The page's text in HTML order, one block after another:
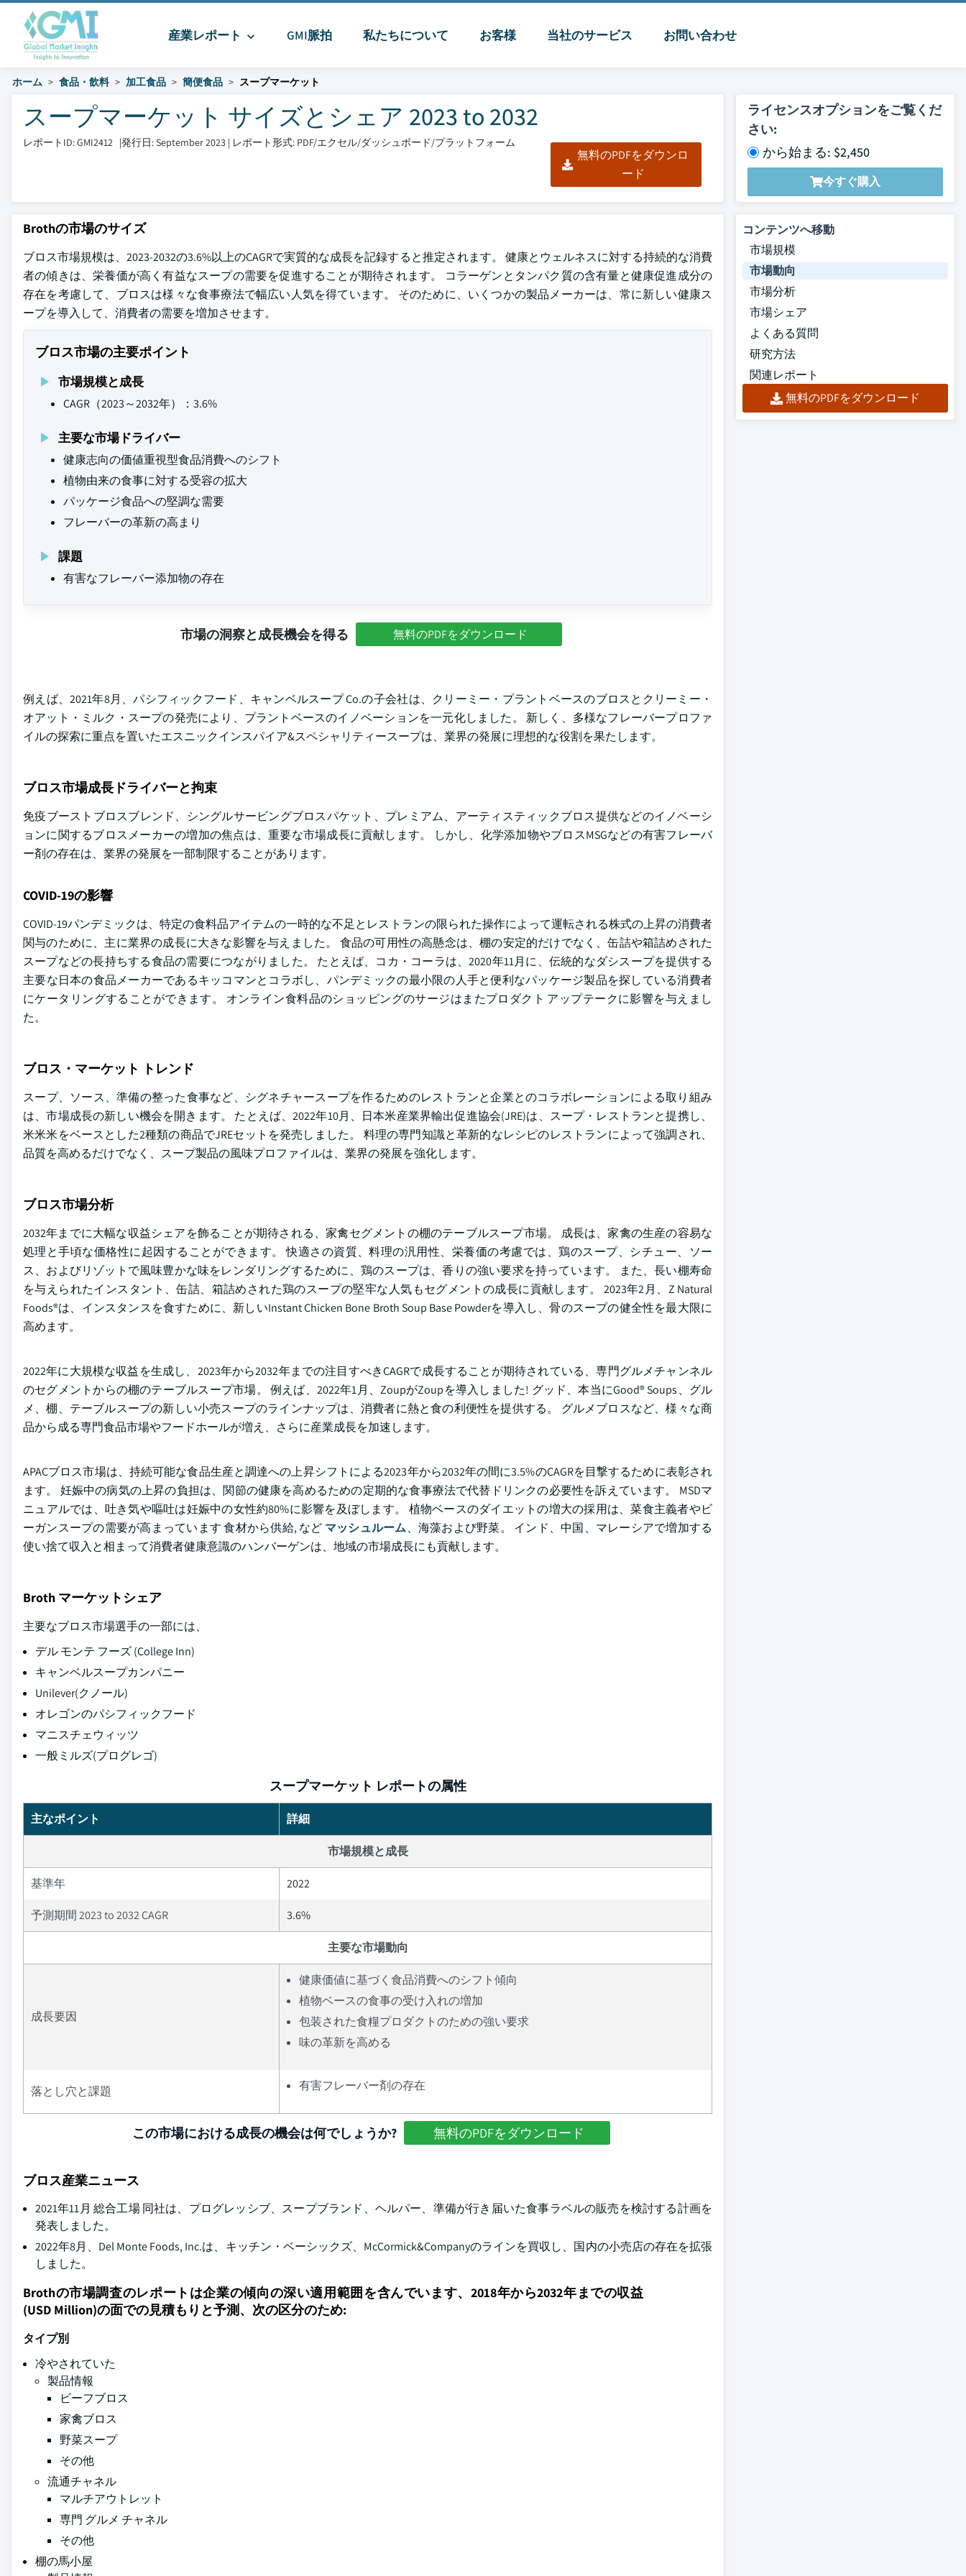
産業レポート GMI脈拍 私たちについて お客様 当社のサービス お問い合わせ
ホーム 食品・飲料 加工食品 簡便食品 スープマーケット
スープマーケット サイズとシェア 2023 to 2032
レポートID: GMI2412 |発行日: September 2023 | レポート形式: PDF/エクセル/ダッシュボード/プラットフォーム
無料のPDFをダウンロ
ード
ライセンスオプションをご覧くだ
さい:
から始まる: $2,450
今すぐ購入
Brothの市場のサイズ
ブロス市場規模は、2023-2032の3.6%以上のCAGRで実質的な成長を記録すると推定されます。 健康とウェルネスに対する持続的な消費
者の傾きは、栄養価が高く有益なスープの需要を促進することが期待されます。 コラーゲンとタンパク質の含有量と健康促進成分の
存在を考慮して、ブロスは様々な食事療法で幅広い人気を得ています。 そのために、いくつかの製品メーカーは、常に新しい健康ス
ープを導入して、消費者の需要を増加させます。
ブロス市場の主要ポイント
市場規模と成長
CAGR（2023～2032年）：3.6%
主要な市場ドライバー
健康志向の価値重視型食品消費へのシフト
植物由来の食事に対する受容の拡大
パッケージ食品への堅調な需要
フレーバーの革新の高まり
課題
有害なフレーバー添加物の存在
市場の洞察と成長機会を得る 無料のPDFをダウンロード
例えば、2021年8月、パシフィックフード、キャンベルスープ Co.の子会社は、クリーミー・プラントベースのブロスとクリーミー・
オアット・ミルク・スープの発売により、プラントベースのイノベーションを一元化しました。 新しく、多様なフレーバープロファ
イルの探索に重点を置いたエスニックインスパイア&スペシャリティースープは、業界の発展に理想的な役割を果たします。
ブロス市場成長ドライバーと拘束
免疫ブーストブロスブレンド、シングルサービングブロスパケット、プレミアム、アーティスティックブロス提供などのイノベーシ
ョンに関するブロスメーカーの増加の焦点は、重要な市場成長に貢献します。 しかし、化学添加物やブロスMSGなどの有害フレーバ
ー剤の存在は、業界の発展を一部制限することがあります。
COVID-19の影響
COVID-19パンデミックは、特定の食料品アイテムの一時的な不足とレストランの限られた操作によって運転される株式の上昇の消費者
関与のために、主に業界の成長に大きな影響を与えました。 食品の可用性の高懸念は、棚の安定的だけでなく、缶詰や箱詰めされた
スープなどの長持ちする食品の需要につながりました。 たとえば、コカ・コーラは、2020年11月に、伝統的なダシスープを提供する
主要な日本の食品メーカーであるキッコマンとコラボし、パンデミックの最小限の人手と便利なパッケージ製品を探している消費者
にケータリングすることができます。 オンライン食料品のショッピングのサージはまたプロダクト アップテークに影響を与えまし
た。
ブロス・マーケット トレンド
スープ、ソース、準備の整った食事など、シグネチャースープを作るためのレストランと企業とのコラボレーションによる取り組み
は、市場成長の新しい機会を開きます。 たとえば、2022年10月、日本米産業界輸出促進協会(JRE)は、スープ・レストランと提携し、
米米米をベースとした2種類の商品でJREセットを発売しました。 料理の専門知識と革新的なレシピのレストランによって強調され、
品質を高めるだけでなく、スープ製品の風味プロファイルは、業界の発展を強化します。
ブロス市場分析
2032年までに大幅な収益シェアを飾ることが期待される、家禽セグメントの棚のテーブルスープ市場。 成長は、家禽の生産の容易な
処理と手頃な価格性に起因することができます。 快適さの資質、料理の汎用性、栄養価の考慮では、鶏のスープ、シチュー、ソー
ス、およびリゾットで風味豊かな味をレンダリングするために、鶏のスープは、香りの強い要求を持っています。 また、長い棚寿命
を与えられたインスタント、缶詰、箱詰めされた鶏のスープの堅牢な人気もセグメントの成長に貢献します。 2023年2月、Z Natural
Foods®は、インスタンスを食すために、新しいInstant Chicken Bone Broth Soup Base Powderを導入し、骨のスープの健全性を最大限に
高めます。
2022年に大規模な収益を生成し、2023年から2032年までの注目すべきCAGRで成長することが期待されている、専門グルメチャンネル
のセグメントからの棚のテーブルスープ市場。 例えば、2022年1月、ZoupがZoupを導入しました! グッド、本当にGood® Soups、グル
メ、棚、テーブルスープの新しい小売スープのラインナップは、消費者に熱と食の利便性を提供する。 グルメブロスなど、様々な商
品から成る専門食品市場やフードホールが増え、さらに産業成長を加速します。
APACブロス市場は、持続可能な食品生産と調達への上昇シフトによる2023年から2032年の間に3.5%のCAGRを目撃するために表彰され
ます。 妊娠中の病気の上昇の負担は、関節の健康を高めるための定期的な食事療法で代替ドリンクの必要性を訴えています。 MSDマ
ニュアルでは、吐き気や嘔吐は妊娠中の女性約80%に影響を及ぼします。 植物ベースのダイエットの増大の採用は、菜食主義者やビ
ーガンスープの需要が高まっています 食材から供給, など マッシュルーム、海藻および野菜。 インド、中国、マレーシアで増加する
使い捨て収入と相まって消費者健康意識のハンバーゲンは、地域の市場成長にも貢献します。
Broth マーケットシェア
主要なブロス市場選手の一部には、
デル モンテ フーズ (College Inn)
キャンベルスープカンパニー
Unilever(クノール)
オレゴンのパシフィックフード
マニスチェウィッツ
一般ミルズ(プログレゴ)
スープマーケット レポートの属性
主なポイント 詳細
市場規模と成長
基準年 2022
予測期間 2023 to 2032 CAGR 3.6%
主要な市場動向
成長要因
健康価値に基づく食品消費へのシフト傾向
植物ベースの食事の受け入れの増加
包装された食糧プロダクトのための強い要求
味の革新を高める
落とし穴と課題 有害フレーバー剤の存在
この市場における成長の機会は何でしょうか? 無料のPDFをダウンロード
ブロス産業ニュース
2021年11月 総合工場 同社は、プログレッシブ、スープブランド、ヘルパー、準備が行き届いた食事ラベルの販売を検討する計画を
発表しました。
2022年8月、Del Monte Foods, Inc.は、キッチン・ベーシックズ、McCormick&Companyのラインを買収し、国内の小売店の存在を拡張
しました。
Brothの市場調査のレポートは企業の傾向の深い適用範囲を含んでいます、2018年から2032年までの収益
(USD Million)の面での見積もりと予測、次の区分のため:
タイプ別
冷やされていた
製品情報
ビーフブロス
家禽ブロス
野菜スープ
その他
流通チャネル
マルチアウトレット
専門 グルメ チャネル
その他
棚の馬小屋
コンテンツへ移動
市場規模
市場動向
市場分析
市場シェア
よくある質問
研究方法
関連レポート
無料のPDFをダウンロード